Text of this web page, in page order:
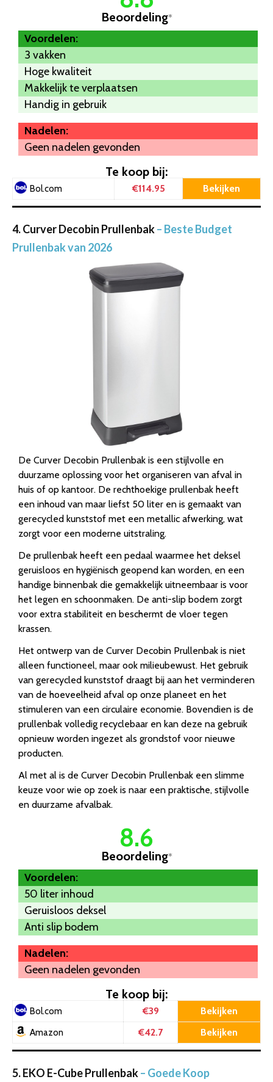
Beoordeling*
Voordelen:
3 vakken
Hoge kwaliteit
Makkelijk te verplaatsen
Handig in gebruik
Nadelen:
Geen nadelen gevonden
Te koop bij:
Bol.com €114.95 Bekijken
4. Curver Decobin Prullenbak– Beste Budget
Prullenbak van 2026
De Curver Decobin Prullenbak is een stijlvolle en
duurzame oplossing voor het organiseren van afval in
huis of op kantoor. De rechthoekige prullenbak heeft
een inhoud van maar liefst 50 liter en is gemaakt van
gerecycled kunststof met een metallic afwerking, wat
zorgt voor een moderne uitstraling.
De prullenbak heeft een pedaal waarmee het deksel
geruisloos en hygiënisch geopend kan worden, en een
handige binnenbak die gemakkelijk uitneembaar is voor
het legen en schoonmaken. De anti-slip bodem zorgt
voor extra stabiliteit en beschermt de vloer tegen
krassen.
Het ontwerp van de Curver Decobin Prullenbak is niet
alleen functioneel, maar ook milieubewust. Het gebruik
van gerecycled kunststof draagt bij aan het verminderen
van de hoeveelheid afval op onze planeet en het
stimuleren van een circulaire economie. Bovendien is de
prullenbak volledig recyclebaar en kan deze na gebruik
opnieuw worden ingezet als grondstof voor nieuwe
producten.
Al met al is de Curver Decobin Prullenbak een slimme
keuze voor wie op zoek is naar een praktische, stijlvolle
en duurzame afvalbak.
8.6
Beoordeling*
Voordelen:
50 liter inhoud
Geruisloos deksel
Anti slip bodem
Nadelen:
Geen nadelen gevonden
Te koop bij:
Bol.com €39 Bekijken
Amazon €42.7 Bekijken
5. EKO E-Cube Prullenbak– Goede Koop